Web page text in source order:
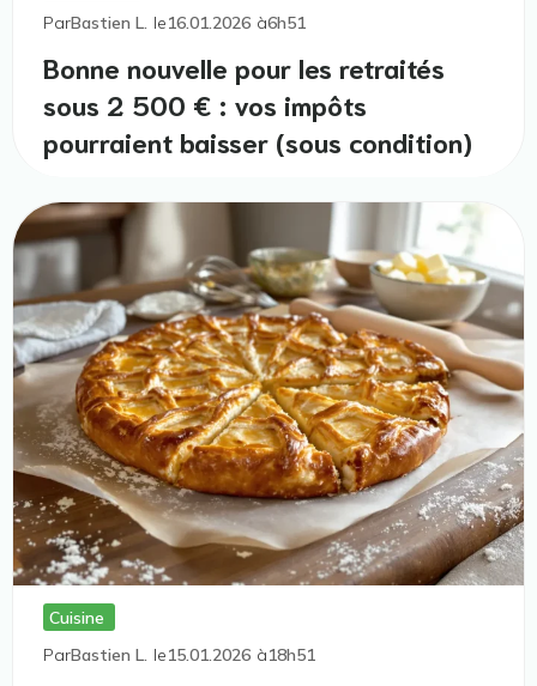
ParBastien L. le16.01.2026 à6h51
Bonne nouvelle pour les retraités
sous 2 500 € : vos impôts
pourraient baisser (sous condition)
Cuisine
ParBastien L. le15.01.2026 à18h51